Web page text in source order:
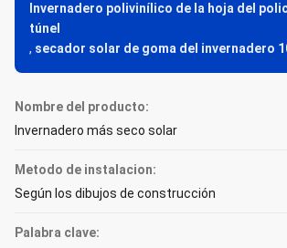
Invernadero polivinílico de la hoja del
túnel
, secador solar de goma del invernadero
Nombre del producto:
Invernadero más seco solar
Metodo de instalacion:
Según los dibujos de construcción
Palabra clave: